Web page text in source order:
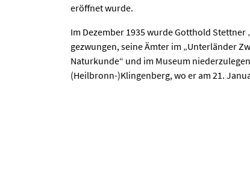
eröffnet wurde.
Im Dezember 1935 wurde Gotthold Stettner
gezwungen, seine Ämter im „Unterländer
Naturkunde“ und im Museum
(Heilbronn-)Klingenberg, wo er am 21.